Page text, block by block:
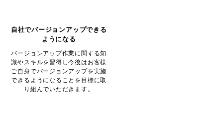
自社でバージョンアップできる
ようになる
バージョンアップ作業に関する知
識やスキルを習得し今後はお客様
ご自身でバージョンアップを実施
できるようになることを目標に取
り組んでいただきます。